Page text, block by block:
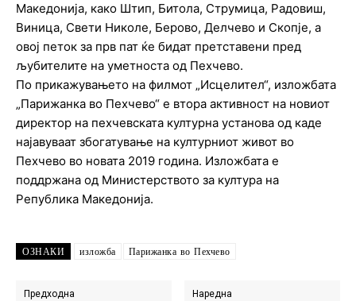
Македонија, како Штип, Битола, Струмица, Радовиш,
Виница, Свети Николе, Берово, Делчево и Скопје, а
овој петок за прв пат ќе бидат претставени пред
љубителите на уметноста од Пехчево.
По прикажувањето на филмот „Исцелител“, изложбата
„Парижанка во Пехчево“ е втора активност на новиот
директор на пехчевската културна установа од каде
најавуваат збогатување на културниот живот во
Пехчево во новата 2019 година. Изложбата е
поддржана од Министерството за култура на
Република Македонија.
ОЗНАКИ изложба Парижанка во Пехчево
Предходна Наредна